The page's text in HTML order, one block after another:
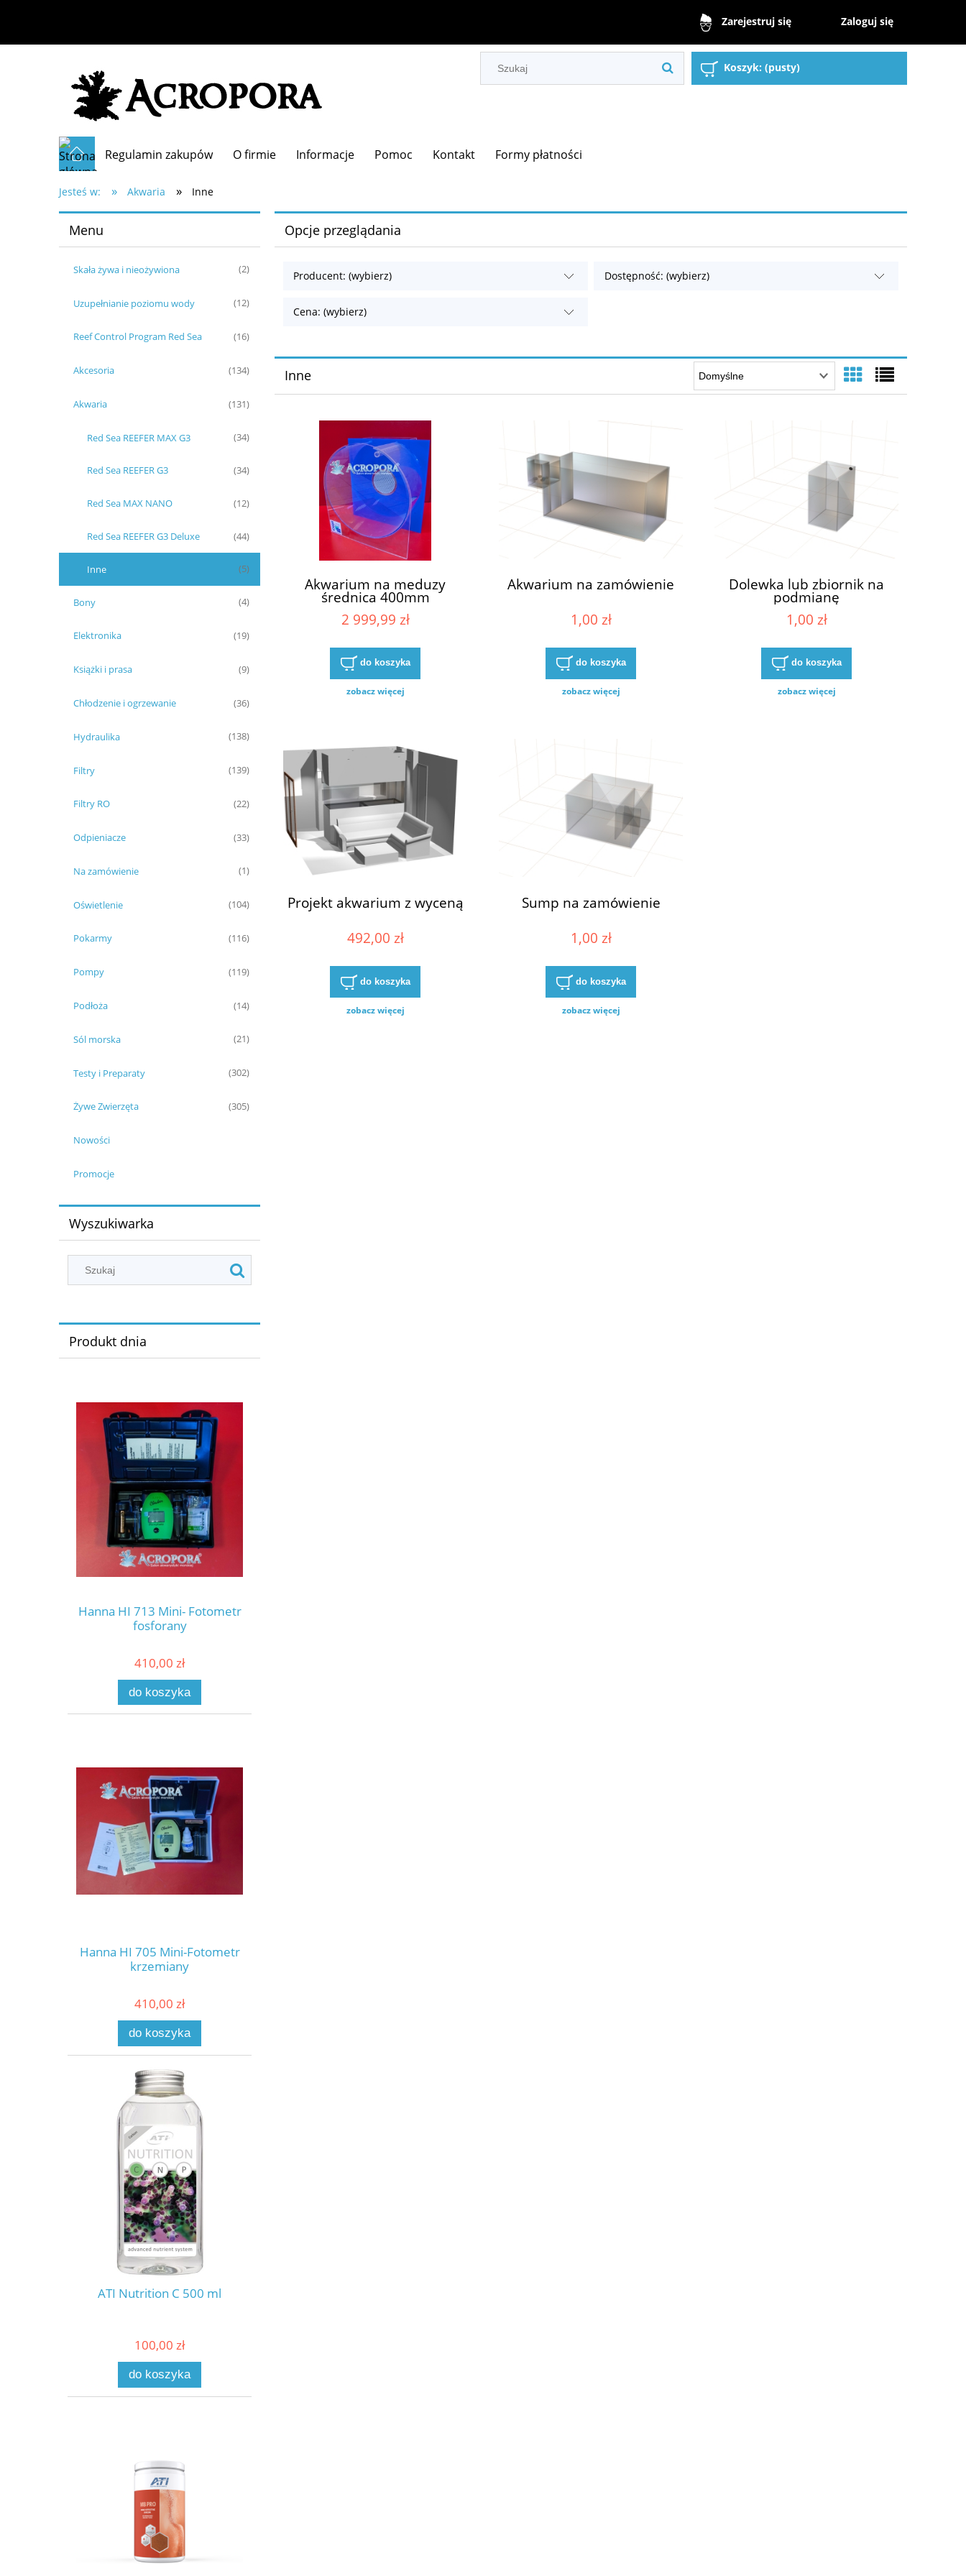
Zarejestruj się Zaloguj się
Koszyk: (pusty)
Regulamin zakupów O firmie Informacje Pomoc Kontakt Formy płatności
Jesteś w: » Akwaria » Inne
Menu
Skała żywa i nieożywiona (2)
Uzupełnianie poziomu wody (12)
Reef Control Program Red Sea (16)
Akcesoria (134)
Akwaria (131)
Red Sea REEFER MAX G3 (34)
Red Sea REEFER G3 (34)
Red Sea MAX NANO (12)
Red Sea REEFER G3 Deluxe (44)
Inne (5)
Bony (4)
Elektronika (19)
Książki i prasa (9)
Chłodzenie i ogrzewanie (36)
Hydraulika (138)
Filtry (139)
Filtry RO (22)
Odpieniacze (33)
Na zamówienie (1)
Oświetlenie (104)
Pokarmy (116)
Pompy (119)
Podłoża (14)
Sól morska (21)
Testy i Preparaty (302)
Żywe Zwierzęta (305)
Nowości
Promocje
Wyszukiwarka
Produkt dnia
Hanna HI 713 Mini- Fotometr
fosforany
410,00 zł
do koszyka
Hanna HI 705 Mini-Fotometr
krzemiany
410,00 zł
do koszyka
ATI Nutrition C 500 ml
100,00 zł
do koszyka
Opcje przeglądania
Producent: (wybierz) Dostępność: (wybierz)
Cena: (wybierz)
Inne
Akwarium na meduzy
średnica 400mm
2 999,99 zł
do koszyka
zobacz więcej
Akwarium na zamówienie
1,00 zł
do koszyka
zobacz więcej
Dolewka lub zbiornik na
podmianę
1,00 zł
do koszyka
zobacz więcej
Projekt akwarium z wyceną
492,00 zł
do koszyka
zobacz więcej
Sump na zamówienie
1,00 zł
do koszyka
zobacz więcej